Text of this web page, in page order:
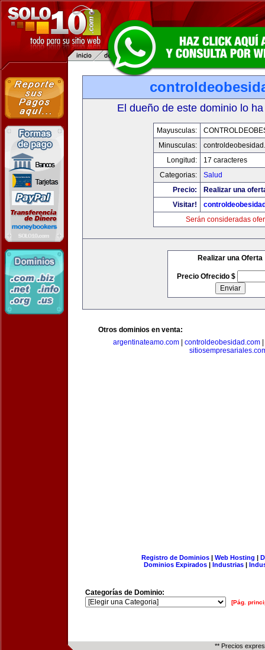
El dueño de este dominio lo
Mayusculas:
Minusculas:
Longitud:
17 caracteres
Categorias:
Salud
Precio:
Realizar una
Visitar!
Serán consideradas
Realizar una Oferta
Precio Ofrecido $
Otros dominios en venta:
argentinateamo.com| controldeobesidad.com|
Registro de Dominios| Web Hosting |
Dominios Expirados | Industrias |
Categorías de Dominio:
[Pág.
** Precios